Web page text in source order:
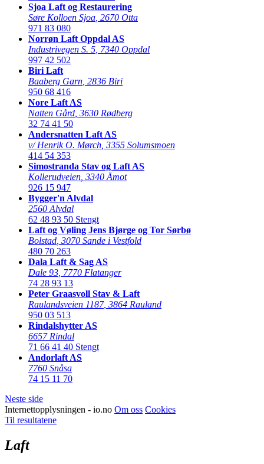
Sjoa Laft og Restaurering
Søre Kolloen Sjoa 2670 Otta
971 83 080
Norrøn Laft Oppdal AS
Industrivegen S. 5 7340 Oppdal
997 42 502
Biri Laft
Baaberg Garn 2836 Biri
950 68 416
Nore Laft AS
Natten Gård 3630 Rødberg
32 74 41 50
Andersnatten Laft AS
v/ Henrik O. Mørch 3355 Solumsmoen
414 54 353
Simostranda Stav og Laft AS
Kollerudveien 3340 Åmot
926 15 947
Bygger'n Alvdal
2560 Alvdal
62 48 93 50 Stengt
Laft og Vøling Jens Bjørge og Tor Sørbø
Bolstad 3070 Sande i Vestfold
480 70 263
Dala Laft & Sag AS
Dale 93 7770 Flatanger
74 28 93 13
Peter Graasvoll Stav & Laft
Raulandsveien 1187, 3864 Rauland
950 03 513
Rindalshytter AS
6657 Rindal
71 66 41 40 Stengt
Andorlaft AS
7760 Snåsa
74 15 11 70
Neste side
Internettopplysningen - io.no Om oss Cookies
Til resultatene
Laft